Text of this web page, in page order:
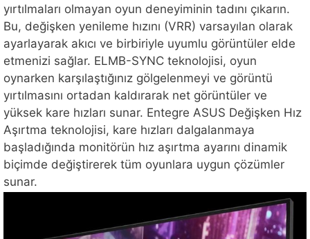
yırtılmaları olmayan oyun deneyiminin tadını çıkarın.
Bu, değişken yenileme hızını (VRR) varsayılan olarak
ayarlayarak akıcı ve birbiriyle uyumlu görüntüler elde
etmenizi sağlar. ELMB-SYNC teknolojisi, oyun
oynarken karşılaştığınız gölgelenmeyi ve görüntü
yırtılmasını ortadan kaldırarak net görüntüler ve
yüksek kare hızları sunar. Entegre ASUS Değişken Hız
Aşırtma teknolojisi, kare hızları dalgalanmaya
başladığında monitörün hız aşırtma ayarını dinamik
biçimde değiştirerek tüm oyunlara uygun çözümler
sunar.